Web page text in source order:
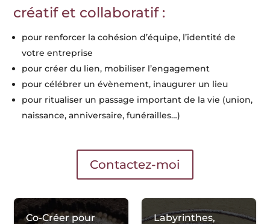
créatif et collaboratif :
pour renforcer la cohésion d’équipe, l’identité de
votre entreprise
pour créer du lien, mobiliser l’engagement
pour célébrer un évènement, inaugurer un lieu
pour ritualiser un passage important de la vie (union,
naissance, anniversaire, funérailles…)
Contactez-moi
Co-Créer pour
Labyrinthes,